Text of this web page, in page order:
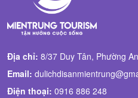
Địa chỉ: 8/37 Duy Tân, Phường
Email:
Điện thoại: 0916 886 248